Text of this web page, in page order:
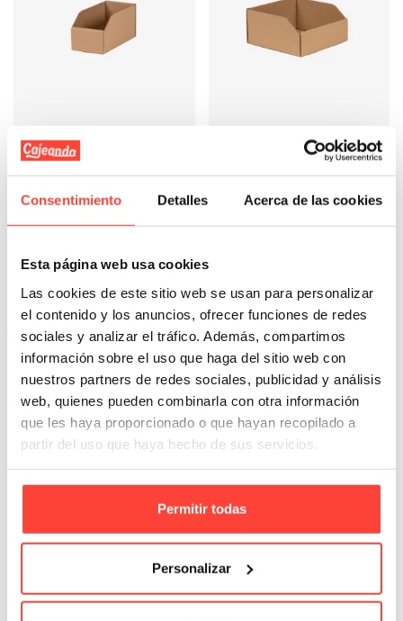
Consentimiento Detalles Acerca de las cookies
Esta página web usa cookies
Las cookies de este sitio web se usan para personalizar
el contenido y los anuncios, ofrecer funciones de redes
sociales y analizar el tráfico. Además, compartimos
información sobre el uso que haga del sitio web con
nuestros partners de redes sociales, publicidad y análisis
web, quienes pueden combinarla con otra información
que les haya proporcionado o que hayan recopilado a
partir del uso que haya hecho de sus servicios.
Permitir todas
Personalizar
Fuera de stock
Gaveta de cartón |Niki
20x10x10 cm
0,40 €
Ver Más
Fuera de stock
Gaveta de cartón |Stefan
20x20x10 cm
Ver Más
Gaveta de cartón |Salwa
Gaveta de cartón |Basti